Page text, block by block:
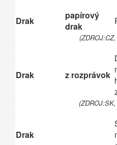
Drak
papírový
drak
Drak z rozprávok
Drak